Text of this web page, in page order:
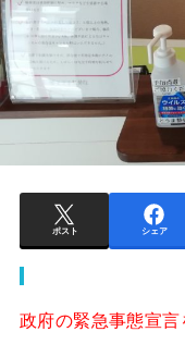
ポスト シェア
政府の緊急事態宣